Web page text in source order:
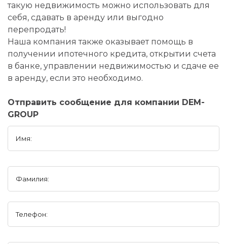
такую недвижимость можно использовать для
себя, сдавать в аренду или выгодно
перепродать!
Наша компания также оказывает помощь в
получении ипотечного кредита, открытии счета
в банке, управлении недвижимостью и сдаче ее
в аренду, если это необходимо.
Отправить сообщение для компании DEM-
GROUP
Имя:
Фамилия:
Телефон: